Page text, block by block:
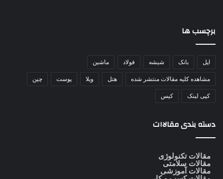
برچسب ها
اپل بانک شیشه فولاد ماشین
مشاهده کلیه مقالات منتشر شده هتل ویلا پوست چین
کپی لینک کیس
دسته بندی مقالاات
مقالات تکنولوژی
مقالات سلامتی
مقالات آموزشی